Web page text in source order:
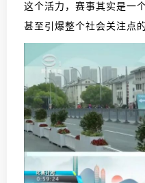
这个活力，赛事其实是一
甚至引爆整个社会关注点